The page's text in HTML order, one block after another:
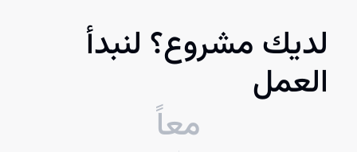
لديك مشروع؟ لنبدأ
العمل
معاً